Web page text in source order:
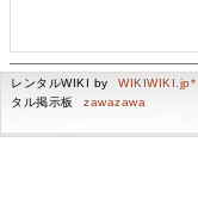
レンタルWIKI by WIKIWIKI.jp*
タル掲示板
zawazawa